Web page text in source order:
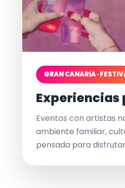
GRAN CANARIA ·
Eventos con artistas
ambiente familiar,
pensada para